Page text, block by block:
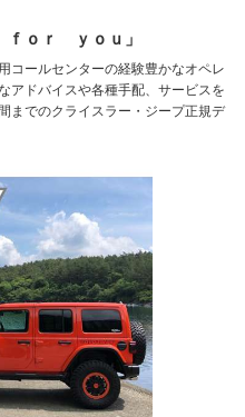
ｆｏｒ ｙｏｕ」
コールセンターの経験豊かなオペレ
アドバイスや各種手配、サービスを
までのクライスラー・ジープ正規デ